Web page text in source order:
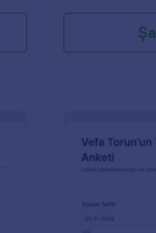
içerir. Restoran